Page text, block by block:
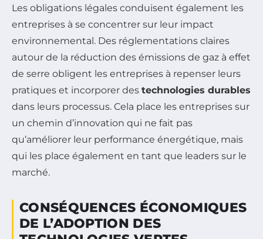
Les obligations légales conduisent également les
entreprises à se concentrer sur leur impact
environnemental. Des réglementations claires
autour de la réduction des émissions de gaz à effet
de serre obligent les entreprises à repenser leurs
pratiques et incorporer des technologies durables
dans leurs processus. Cela place les entreprises sur
un chemin d’innovation qui ne fait pas
qu’améliorer leur performance énergétique, mais
qui les place également en tant que leaders sur le
marché.
CONSÉQUENCES ÉCONOMIQUES
DE L’ADOPTION DES